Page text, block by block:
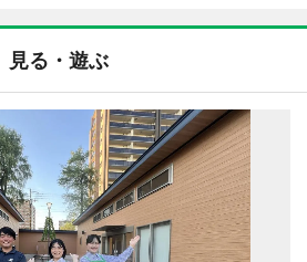
見る・遊ぶ